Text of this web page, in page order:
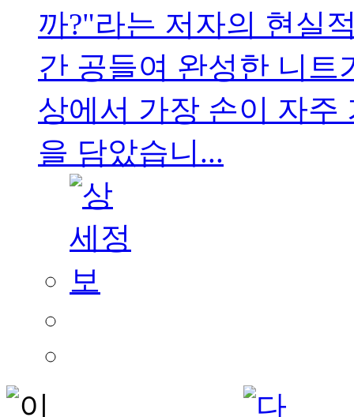
까?"라는 저자의 현실
간 공들여 완성한 니트
상에서 가장 손이 자주
을 담았습니...